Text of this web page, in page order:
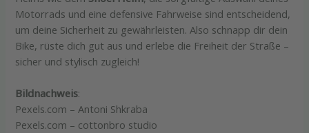
Motorrads und eine defensive Fahrweise sind entscheidend,
um deine Sicherheit zu gewährleisten. Also schnapp dir dein
Bike, rüste dich gut aus und erlebe die Freiheit der Straße –
sicher und stylisch zugleich!
Bildnachweis:
Pexels.com – Antoni Shkraba
Pexels.com – cottonbro studio